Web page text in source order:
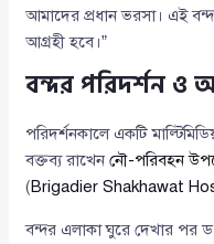
আমাদের প্রধান ভরসা। এই
আগ্রহী হবে।”
বন্দর পরিদর্শন ও
পরিদর্শনকালে একটি
বক্তব্য রাখেননৌ-পরিবহন
(Brigadier Shakhawat
বন্দর এলাকা ঘুরে দেখার পর